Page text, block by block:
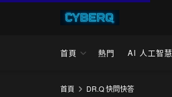
首頁 熱門 AI 人工智慧
首頁 DR.Q 快問快答